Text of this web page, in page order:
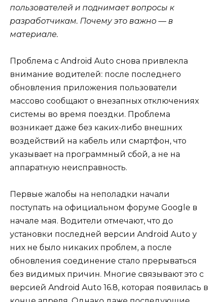
пользователей и поднимает вопросы к
разработчикам. Почему это важно — в
материале.
Проблема с Android Auto снова привлекла
внимание водителей: после последнего
обновления приложения пользователи
массово сообщают о внезапных отключениях
системы во время поездки. Проблема
возникает даже без каких-либо внешних
воздействий на кабель или смартфон, что
указывает на программный сбой, а не на
аппаратную неисправность.
Первые жалобы на неполадки начали
поступать на официальном форуме Google в
начале мая. Водители отмечают, что до
установки последней версии Android Auto у
них не было никаких проблем, а после
обновления соединение стало прерываться
без видимых причин. Многие связывают это с
версией Android Auto 16.8, которая появилась в